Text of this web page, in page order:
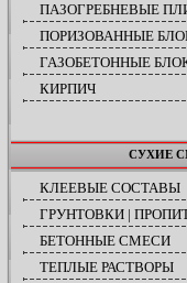
ПАЗОГРЕБНЕВЫЕ
ПОРИЗОВАННЫЕ
ГАЗОБЕТОННЫЕ
КИРПИЧ
СУХИЕ
КЛЕЕВЫЕ СОСТАВЫ
ГРУНТОВКИ |
БЕТОННЫЕ СМЕСИ
ТЕПЛЫЕ РАСТВОРЫ